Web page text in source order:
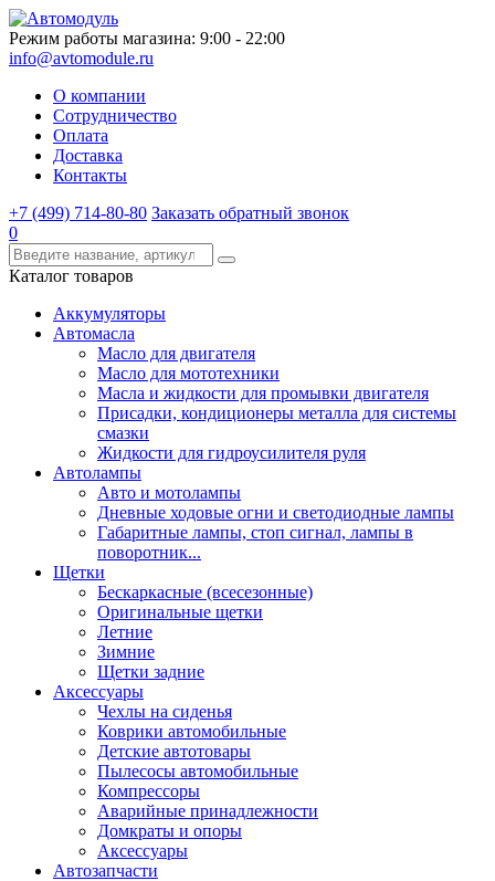
Режим работы магазина: 9:00 - 22:00
info@avtomodule.ru
О компании
Сотрудничество
Оплата
Доставка
Контакты
+7 (499) 714-80-80 Заказать обратный звонок
0
Каталог товаров
Аккумуляторы
Автомасла
Масло для двигателя
Масло для мототехники
Масла и жидкости для промывки двигателя
Присадки, кондиционеры металла для системы
смазки
Жидкости для гидроусилителя руля
Автолампы
Авто и мотолампы
Дневные ходовые огни и светодиодные лампы
Габаритные лампы, стоп сигнал, лампы в
поворотник...
Щетки
Бескаркасные (всесезонные)
Оригинальные щетки
Летние
Зимние
Щетки задние
Аксессуары
Чехлы на сиденья
Коврики автомобильные
Детские автотовары
Пылесосы автомобильные
Компрессоры
Аварийные принадлежности
Домкраты и опоры
Аксессуары
Автозапчасти